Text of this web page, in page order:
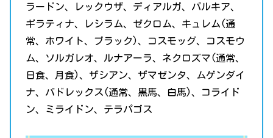
ラードン、レックウザ、ディアルガ、パルキア、
ギラティナ、レシラム、ゼクロム、キュレム(通
常、ホワイト、ブラック)、コスモッグ、コスモウ
ム、ソルガレオ、ルナアーラ、ネクロズマ(通常、
日食、月食)、ザシアン、ザマゼンタ、ムゲンダイ
ナ、バドレックス(通常、黒馬、白馬)、コライド
ン、ミライドン、テラパゴス